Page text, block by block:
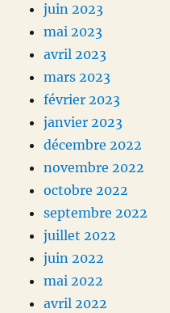
juin 2023
mai 2023
avril 2023
mars 2023
février 2023
janvier 2023
décembre 2022
novembre 2022
octobre 2022
septembre 2022
juillet 2022
juin 2022
mai 2022
avril 2022